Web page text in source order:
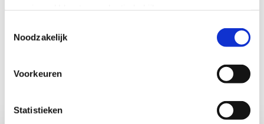
onnodige cookies op elk moment wijzigen.
Noodzakelijk
Voorkeuren
Statistieken